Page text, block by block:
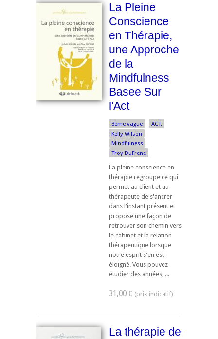
La Pleine
Conscience
en Thérapie,
une Approche
de la
Mindfulness
Basee Sur
l'Act
3ème vague
ACT.
Kelly Wilson
Mindfulness
Troy DuFrene
La pleine conscience en
thérapie regroupe ce qui
permet au client et au
thérapeute de s'ancrer
dans l'instant présent et
propose une façon de
retrouver son chemin vers
le cabinet et la relation
thérapeutique lorsque
notre esprit s'en est
éloigné. Vous pouvez
étudier des années, ...
31,00 €
La thérapie de